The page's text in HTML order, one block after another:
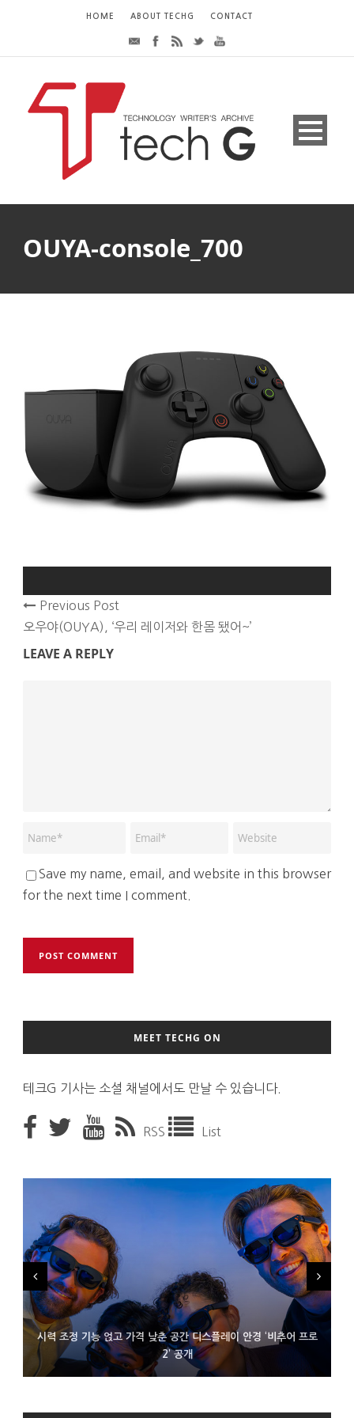
HOME ABOUT TECHG CONTACT
OUYA-console_700
Previous Post
오우야(OUYA), ‘우리 레이저와 한몸 됐어~’
LEAVE A REPLY
Save my name, email, and website in this browser
for the next time I comment.
MEET TECHG ON
테크G 기사는 소셜 채널에서도 만날 수 있습니다.
RSS List
시력 조정 기능 얹고 가격 낮춘 공간 디스플레이 안경 ‘비추어 프로
2’ 공개
D램 부족에 10억달러어치 아이폰18 프로세서 패키징 대기 중
300~400달러 반지형 스피커 준비하는 오픈AI